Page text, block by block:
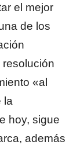
el mejor
de los
«al
la
hoy, sigue
además